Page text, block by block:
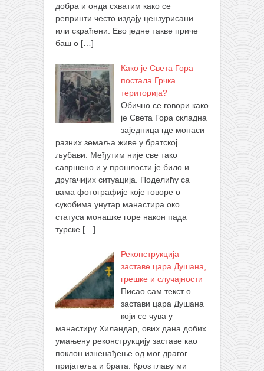
добра и онда схватим како се
репринти често издају цензурисани
или скраћени. Ево једне такве приче
баш о […]
Како је Света Гора
постала Грчка
територија?
Обично се говори како
је Света Гора складна
заједница где монаси
разних земаља живе у братској
љубави. Међутим није све тако
савршено и у прошлости је било и
другачијих ситуација. Поделићу са
вама фотографије које говоре о
сукобима унутар манастира око
статуса монашке горе након пада
турске […]
Реконструкција
заставе цара Душана,
грешке и случајности
Писао сам текст о
застави цара Душана
који се чува у
манастиру Хиландар, ових дана добих
умањену реконструкцију заставе као
поклон изненађење од мог драгог
пријатеља и брата. Кроз главу ми